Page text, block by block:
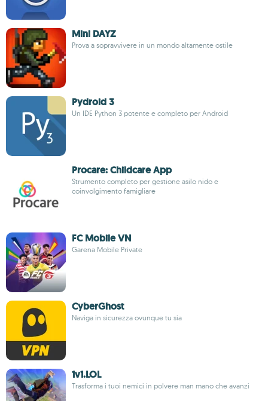
Mini DAYZ
Prova a sopravvivere in un mondo altamente ostile
Pydroid 3
Un IDE Python 3 potente e completo per Android
Procare: Childcare App
Strumento completo per gestione asilo nido e
coinvolgimento famigliare
FC Mobile VN
Garena Mobile Private
CyberGhost
Naviga in sicurezza ovunque tu sia
1v1.LOL
Trasforma i tuoi nemici in polvere man mano che avanzi